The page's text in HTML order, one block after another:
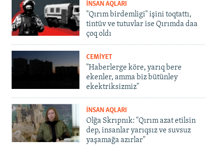
İNSAN AQLARI
"Qırım birdemligi" işini toqtattı,
tintüv ve tutuvlar ise Qırımda daa
çoq oldı
CEMİYET
"Haberlerge köre, yarıq bere
ekenler, amma biz bütünley
ekektriksizmiz"
İNSAN AQLARI
Olğa Skrıpnık: "Qırım azat etilsin
dep, insanlar yarıqsız ve suvsuz
yaşamağa azırlar"